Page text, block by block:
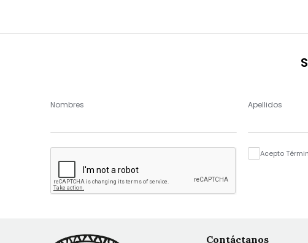
Nombres Apellidos
Acepto
Contáctanos